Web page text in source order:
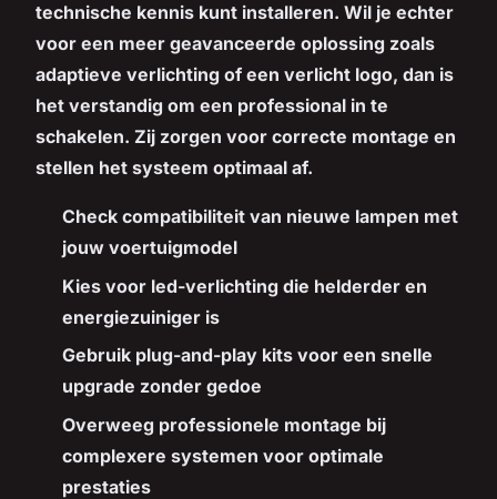
technische kennis kunt installeren. Wil je echter
voor een meer geavanceerde oplossing zoals
adaptieve verlichting of een verlicht logo, dan is
het verstandig om een professional in te
schakelen. Zij zorgen voor correcte montage en
stellen het systeem optimaal af.
Check compatibiliteit van nieuwe lampen met
jouw voertuigmodel
Kies voor led-verlichting die helderder en
energiezuiniger is
Gebruik plug-and-play kits voor een snelle
upgrade zonder gedoe
Overweeg professionele montage bij
complexere systemen voor optimale
prestaties